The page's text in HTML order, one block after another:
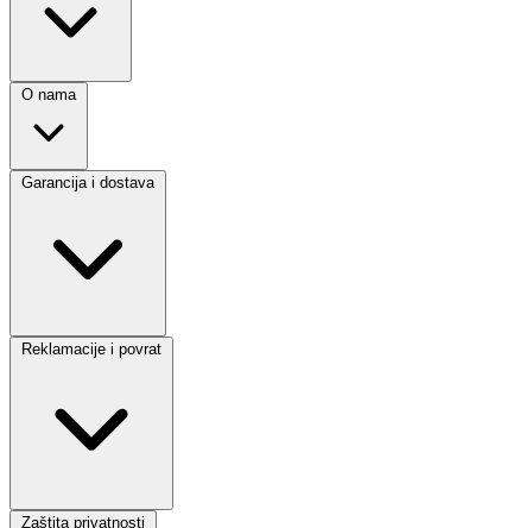
O nama
Garancija i dostava
Reklamacije i povrat
Zaštita privatnosti